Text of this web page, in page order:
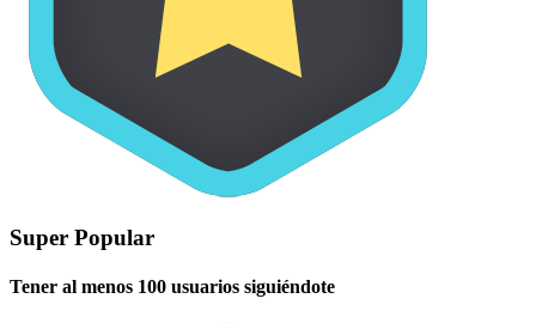
Super Popular
Tener al menos 100 usuarios siguiéndote